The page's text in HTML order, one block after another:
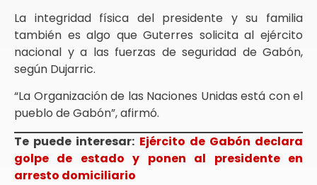
La integridad física del presidente y su familia
también es algo que Guterres solicita al ejército
nacional y a las fuerzas de seguridad de Gabón,
según Dujarric.
“La Organización de las Naciones Unidas está con el
pueblo de Gabón”, afirmó.
Te puede interesar: Ejército de Gabón declara
golpe de estado y ponen al presidente en
arresto domiciliario